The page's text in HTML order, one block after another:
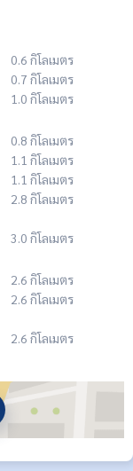
0.6 กิโลเมตร
0.7 กิโลเมตร
1.0 กิโลเมตร
0.8 กิโลเมตร
1.1 กิโลเมตร
1.1 กิโลเมตร
2.8 กิโลเมตร
3.0 กิโลเมตร
2.6 กิโลเมตร
2.6 กิโลเมตร
2.6 กิโลเมตร